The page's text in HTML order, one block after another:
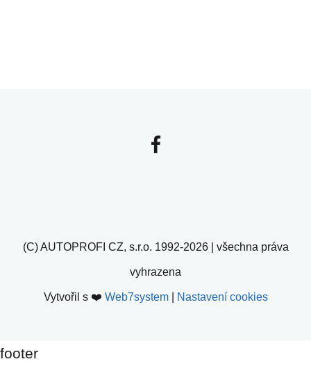
(C) AUTOPROFI CZ, s.r.o. 1992-2026 | všechna práva
vyhrazena
Vytvořil s ❤️ Web7system| Nastavení cookies
footer